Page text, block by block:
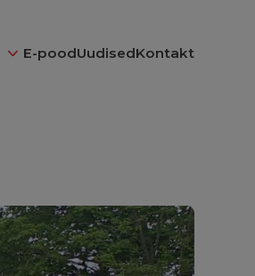
E-poodUudisedKontakt